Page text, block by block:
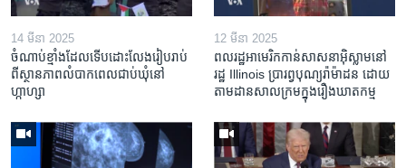
14 មីនា 2025
ចំណាប់ខ្មាំង​ដែល​ទើប​ដោះលែង​រៀបរាប់​
ពី​ស្ថានភាព​​លំបាក​ពេល​ជាប់​ឃុំ​នៅ​
ហ្កាហ្សា
12 មីនា 2025
ពលរដ្ឋអាមេរិក​កាន់សាសនា​អ៊ិស្លាម​នៅ
រដ្ឋ Illinois ​ប្រារព្វបុណ្យរ៉ាម៉ាដន ​ដោយ​
តាម​ដាន​​សាលក្រមក្នុងរឿងឃាតកម្ម